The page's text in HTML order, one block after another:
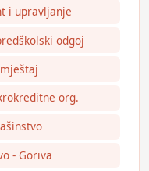
i upravljanje
odgoj
org.
- Goriva